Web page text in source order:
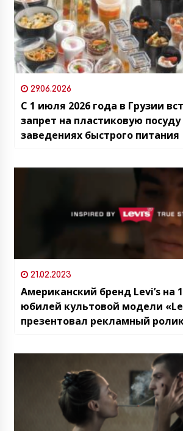
29.06.2026
С 1 июля 2026 года в Грузии
запрет на пластиковую
заведениях быстрого питания
21.02.2023
Американский бренд Levi’s на
юбилей культовой модели
презентовал рекламный